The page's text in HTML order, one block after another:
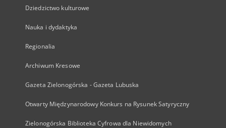
Dziedzictwo kulturowe
Nauka i dydaktyka
Regionalia
Archiwum Kresowe
Gazeta Zielonogórska - Gazeta Lubuska
Otwarty Międzynarodowy Konkurs na Rysunek Satyryczny
Zielonogórska Biblioteka Cyfrowa dla Niewidomych